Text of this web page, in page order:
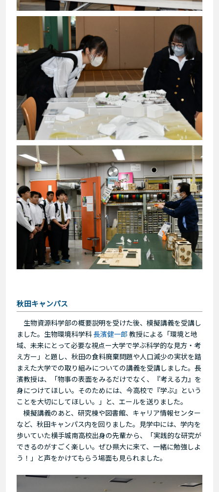
秋田キャンパス
生物資源科学部の概要説明を受けた後、模擬講義を受講し
ました。生物環境科学科長濱健一郎 教授による「環境と地
域、未来にとって必要な視点ー大学で学ぶ科学的な見方・考
え方ー」と題し、秋田の食料廃棄問題や人口減少の実状を踏
まえた大学での取り組みについての講義を受講しました。長
濱教授は、「物事の表面をみるだけでなく、『考える力』を
身につけてほしい。そのためには、今高校で『学ぶ』という
ことを大切にしてほしい。」と、エールを送りました。
模擬講義のあと、研究棟や図書館、キャリア情報センター
など、秋田キャンパス内を回りました。見学中には、学内を
歩いていた横手城南高校出身の先輩から、「実践的な研究が
できるのがすごく楽しい。ぜひ県大に来て、一緒に勉強しよ
う！」と声をかけてもらう場面も見られました。